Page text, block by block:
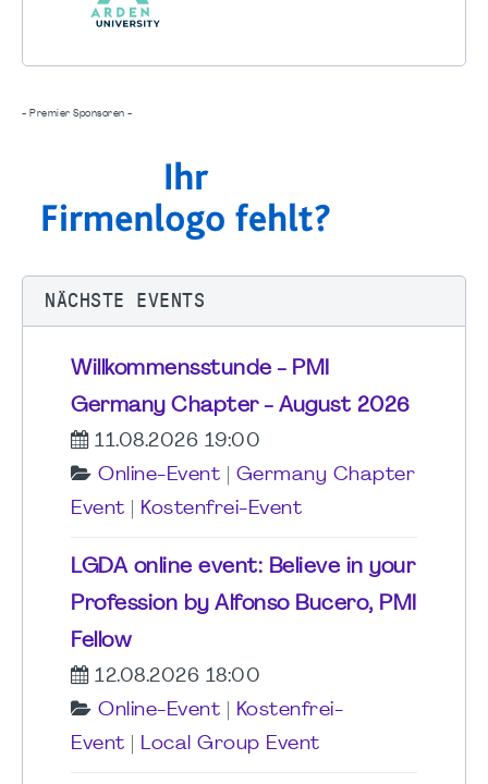
- Premier Sponsoren -
NÄCHSTE EVENTS
Willkommensstunde - PMI
Germany Chapter - August 2026
11.08.2026 19:00
Online-Event
Germany Chapter
Event
Kostenfrei-Event
LGDA online event: Believe in your
Profession by Alfonso Bucero, PMI
Fellow
12.08.2026 18:00
Online-Event
Kostenfrei-
Event
Local Group Event